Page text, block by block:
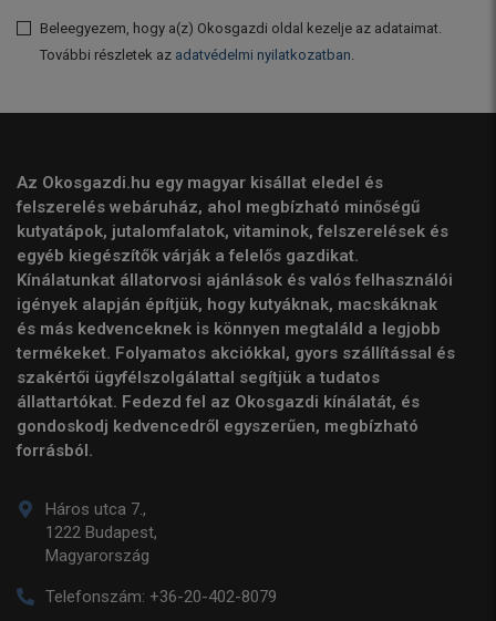
Beleegyezem, hogy a(z) Okosgazdi oldal kezelje az adataimat.
További részletek az adatvédelmi nyilatkozatban.
Az Okosgazdi.hu egy magyar kisállat eledel és
felszerelés webáruház, ahol megbízható minőségű
kutyatápok, jutalomfalatok, vitaminok, felszerelések és
egyéb kiegészítők várják a felelős gazdikat.
Kínálatunkat állatorvosi ajánlások és valós felhasználói
igények alapján építjük, hogy kutyáknak, macskáknak
és más kedvenceknek is könnyen megtaláld a legjobb
termékeket. Folyamatos akciókkal, gyors szállítással és
szakértői ügyfélszolgálattal segítjük a tudatos
állattartókat. Fedezd fel az Okosgazdi kínálatát, és
gondoskodj kedvencedről egyszerűen, megbízható
forrásból.
Háros utca 7.,
1222 Budapest,
Magyarország
Telefonszám: +36-20-402-8079